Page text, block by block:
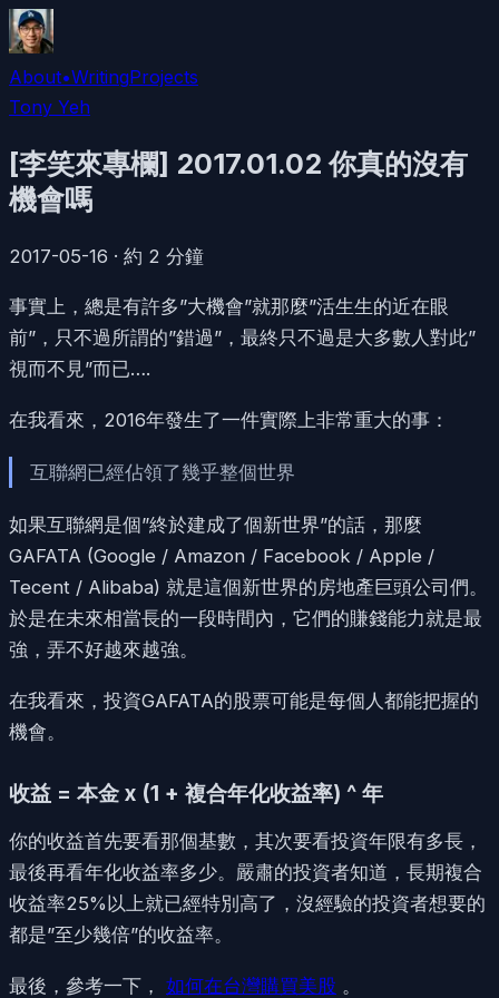
About•WritingProjects
Tony Yeh
[李笑來專欄] 2017.01.02 你真的沒有
機會嗎
2017-05-16 · 約 2 分鐘
事實上，總是有許多”大機會”就那麼”活生生的近在眼
前”，只不過所謂的”錯過”，最終只不過是大多數人對此”
視而不見”而已….
在我看來，2016年發生了一件實際上非常重大的事：
互聯網已經佔領了幾乎整個世界
如果互聯網是個”終於建成了個新世界”的話，那麼
GAFATA (Google / Amazon / Facebook / Apple /
Tecent / Alibaba) 就是這個新世界的房地產巨頭公司們。
於是在未來相當長的一段時間內，它們的賺錢能力就是最
強，弄不好越來越強。
在我看來，投資GAFATA的股票可能是每個人都能把握的
機會。
收益 = 本金 x (1 + 複合年化收益率) ^ 年
你的收益首先要看那個基數，其次要看投資年限有多長，
最後再看年化收益率多少。嚴肅的投資者知道，長期複合
收益率25%以上就已經特別高了，沒經驗的投資者想要的
都是”至少幾倍”的收益率。
最後，參考一下， 如何在台灣購買美股 。